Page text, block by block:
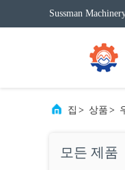
Sussman
집 > 상품 >
모든 제품